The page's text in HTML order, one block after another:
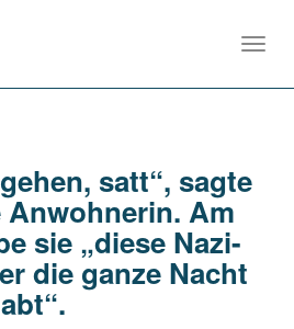
satt“, sagte
Anwohnerin. Am
sie „diese Nazi-
die ganze Nacht